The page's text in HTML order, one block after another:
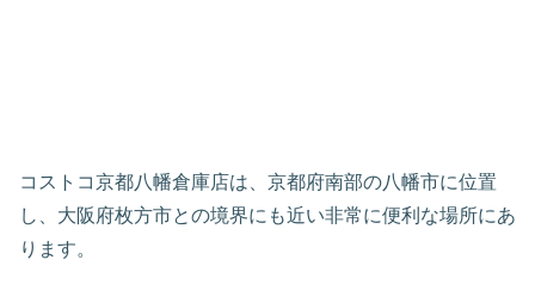
コストコ京都八幡倉庫店は、京都府南部の八幡市に位置
し、大阪府枚方市との境界にも近い非常に便利な場所にあ
ります。